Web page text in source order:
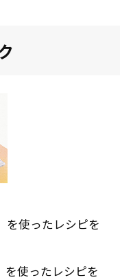
を使ったレシピを
を使ったレシピを